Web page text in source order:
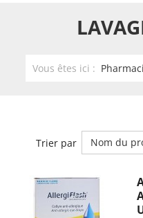
Vous êtes ici :
Trier par Nom du